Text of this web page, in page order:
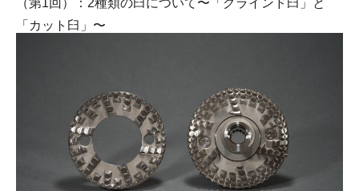
（第1回）：2種類の臼について〜「グラインド臼」と
「カット臼」〜